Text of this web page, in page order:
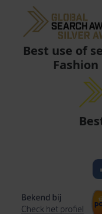
Best use of
Fashion